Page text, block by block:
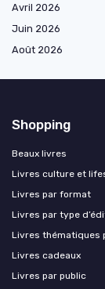
Avril 2026
Juin 2026
Août 2026
Shopping
Beaux livres
Livres culture et
Livres par format
Livres par type
Livres thématiques
Livres cadeaux
Livres par public